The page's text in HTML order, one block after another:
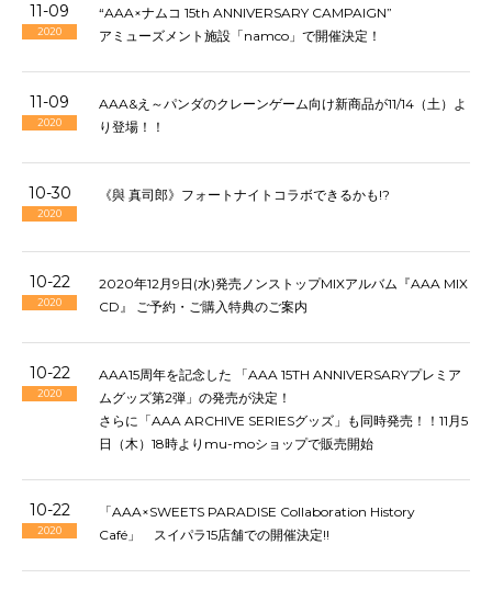
11-09
2020
“AAA×ナムコ 15th ANNIVERSARY CAMPAIGN”
アミューズメント施設「namco」で開催決定！
11-09
2020
AAA&え～パンダのクレーンゲーム向け新商品が11/14（土）よ
り登場！！
10-30
2020
《與 真司郎》フォートナイトコラボできるかも!?
10-22
2020
2020年12月9日(水)発売ノンストップMIXアルバム『AAA MIX
CD』 ご予約・ご購入特典のご案内
10-22
2020
AAA15周年を記念した 「AAA 15TH ANNIVERSARYプレミア
ムグッズ第2弾」の発売が決定！
さらに「AAA ARCHIVE SERIESグッズ」も同時発売！！11月5
日（木）18時よりmu-moショップで販売開始
10-22
2020
「AAA×SWEETS PARADISE Collaboration History
Café」 スイパラ15店舗での開催決定!!